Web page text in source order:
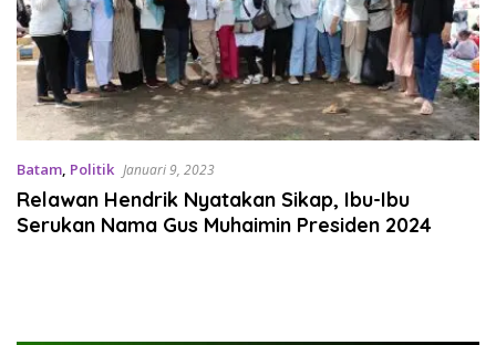
Batam, Politik Januari 9, 2023
Relawan Hendrik Nyatakan Sikap, Ibu-Ibu
Serukan Nama Gus Muhaimin Presiden 2024